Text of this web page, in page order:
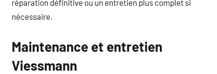
réparation définitive ou un entretien plus complet si
nécessaire.
Maintenance et entretien
Viessmann